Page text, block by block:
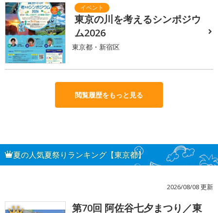
東京の川を考えるシンポジウ
ム2026
東京都・新宿区
閲覧履歴をもっと見る
夏の人気夏祭りランキング【東京都】
2026/08/08 更新
第70回 阿佐谷七夕まつり／東